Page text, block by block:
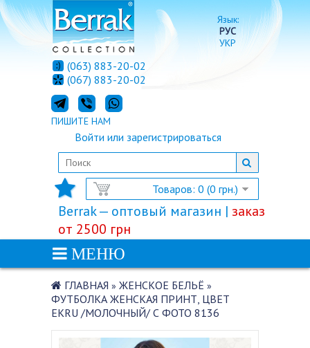
Язык:
РУС
УКР
Товаров: 0 (0 грн.)
Войти или зарегистрироваться
(063) 883-20-02
(067) 883-20-02
ПИШИТЕ НАМ
Berrak — оптовый магазин | заказ
от 2500 грн
МЕНЮ
ГЛАВНАЯ » ЖЕНСКОЕ БЕЛЬЁ »
ФУТБОЛКА ЖЕНСКАЯ ПРИНТ, ЦВЕТ
EKRU /МОЛОЧНЫЙ/ С ФОТО 8136